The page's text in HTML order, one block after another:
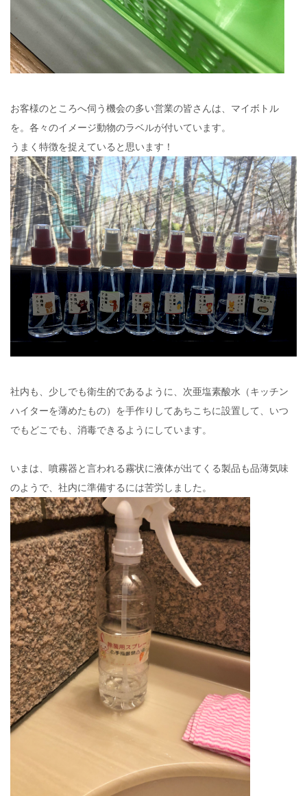
お客様のところへ伺う機会の多い営業の皆さんは、マイボトル
を。各々のイメージ動物のラベルが付いています。
うまく特徴を捉えていると思います！
社内も、少しでも衛生的であるように、次亜塩素酸水（キッチン
ハイターを薄めたもの）を手作りしてあちこちに設置して、いつ
でもどこでも、消毒できるようにしています。
いまは、噴霧器と言われる霧状に液体が出てくる製品も品薄気味
のようで、社内に準備するには苦労しました。